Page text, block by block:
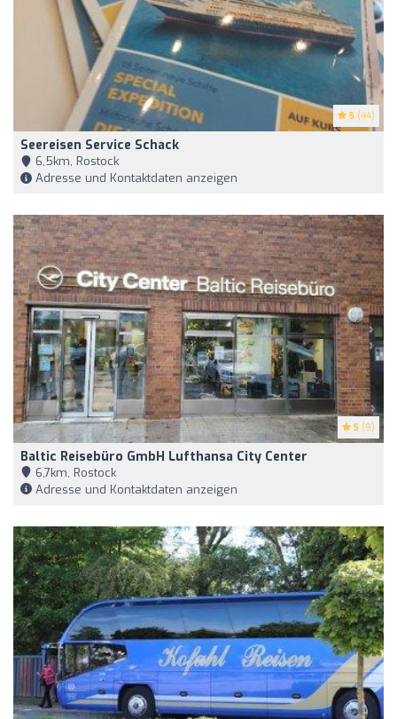
5 (44)
Seereisen Service Schack
6,5km, Rostock
Adresse und Kontaktdaten anzeigen
5 (9)
Baltic Reisebüro GmbH Lufthansa City Center
6,7km, Rostock
Adresse und Kontaktdaten anzeigen